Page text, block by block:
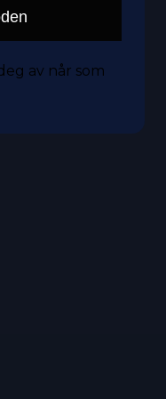
av når som